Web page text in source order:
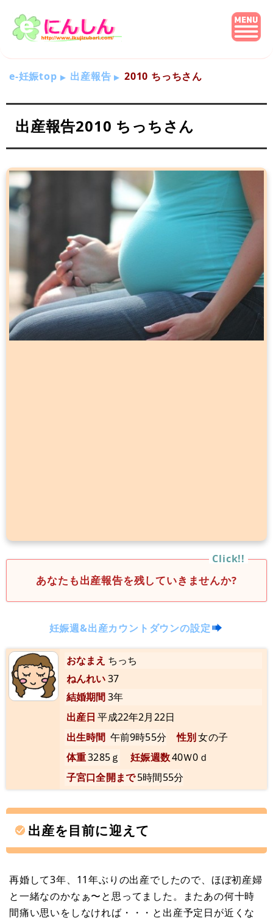
e-妊娠top 出産報告 2010 ちっちさん
出産報告2010 ちっちさん
あなたも出産報告を残していきませんか?
妊娠週&出産カウントダウンの設定
おなまえ ちっち
ねんれい37
結婚期間3年
出産日 平成22年2月22日
出生時間 午前9時55分 性別女の子
体重3285ｇ 妊娠週数40Ｗ0ｄ
子宮口全開まで5時間55分
出産を目前に迎えて
再婚して3年、11年ぶりの出産でしたので、ほぼ初産婦
と一緒なのかなぁ〜と思ってました。またあの何十時
間痛い思いをしなければ・・・と出産予定日が近くな